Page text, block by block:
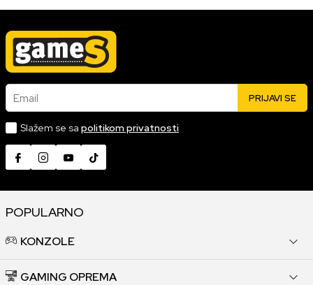
Email PRIJAVI SE
Slažem se sa politikom privatnosti
POPULARNO
KONZOLE
GAMING OPREMA